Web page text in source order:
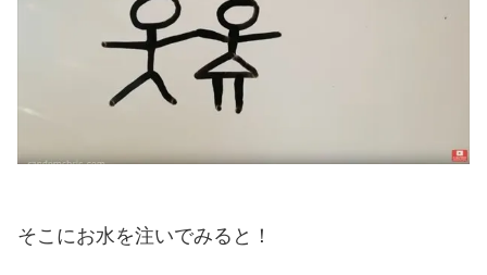
そこにお水を注いでみると！